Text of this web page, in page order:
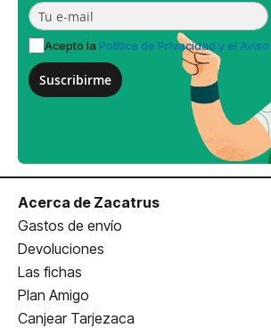
Acepto la Política de Privacidad y el
Suscribirme
Acerca de Zacatrus
Gastos de envío
Devoluciones
Las fichas
Plan Amigo
Canjear Tarjezaca